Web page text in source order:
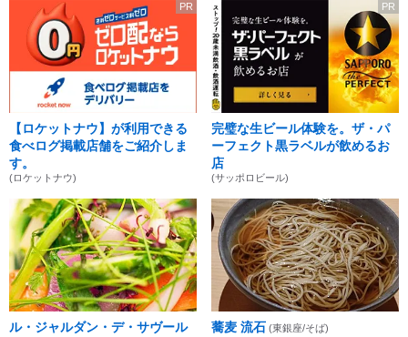
PR
【ロケットナウ】が利用できる
食べログ掲載店舗をご紹介しま
す。
(ロケットナウ)
PR
完璧な生ビール体験を。ザ・パ
ーフェクト黒ラベルが飲めるお
店
(サッポロビール)
ル・ジャルダン・デ・サヴール 蕎麦 流石 (東銀座/そば)